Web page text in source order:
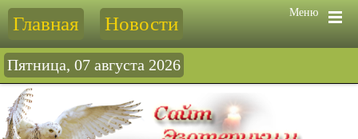
Меню
Главная Новости
Пятница, 07 августа 2026